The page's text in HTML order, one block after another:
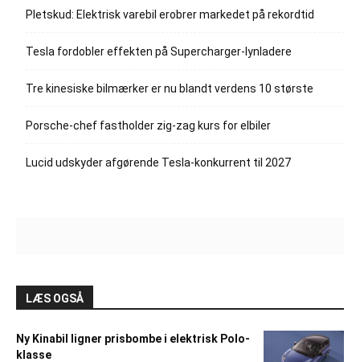
Pletskud: Elektrisk varebil erobrer markedet på rekordtid
Tesla fordobler effekten på Supercharger-lynladere
Tre kinesiske bilmærker er nu blandt verdens 10 største
Porsche-chef fastholder zig-zag kurs for elbiler
Lucid udskyder afgørende Tesla-konkurrent til 2027
LÆS OGSÅ
Ny Kinabil ligner prisbombe i elektrisk Polo-
klasse